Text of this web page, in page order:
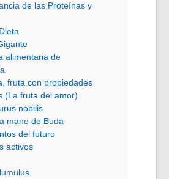
de las Proteínas y
alimentaria de
fruta con propiedades
(La fruta del amor)
nobilis
mano de Buda
del futuro
activos